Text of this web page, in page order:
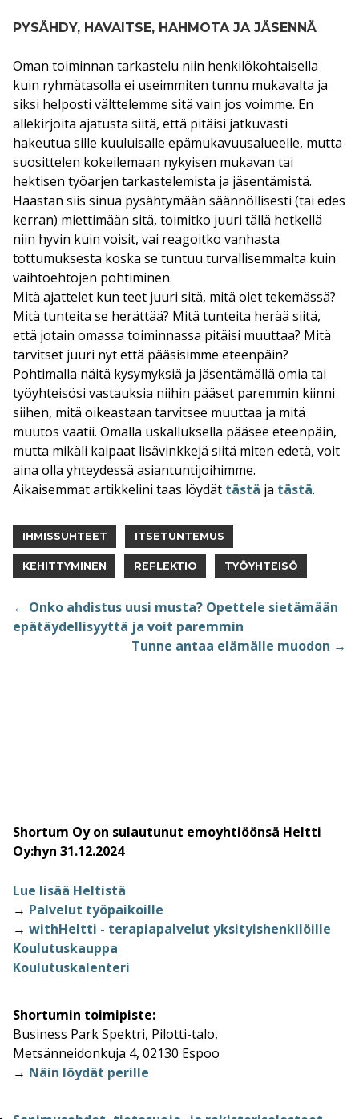
PYSÄHDY, HAVAITSE, HAHMOTA JA JÄSENNÄ
Oman toiminnan tarkastelu niin henkilökohtaisella
kuin ryhmätasolla ei useimmiten tunnu mukavalta ja
siksi helposti välttelemme sitä vain jos voimme. En
allekirjoita ajatusta siitä, että pitäisi jatkuvasti
hakeutua sille kuuluisalle epämukavuusalueelle, mutta
suosittelen kokeilemaan nykyisen mukavan tai
hektisen työarjen tarkastelemista ja jäsentämistä.
Haastan siis sinua pysähtymään säännöllisesti (tai edes
kerran) miettimään sitä, toimitko juuri tällä hetkellä
niin hyvin kuin voisit, vai reagoitko vanhasta
tottumuksesta koska se tuntuu turvallisemmalta kuin
vaihtoehtojen pohtiminen.
Mitä ajattelet kun teet juuri sitä, mitä olet tekemässä?
Mitä tunteita se herättää? Mitä tunteita herää siitä,
että jotain omassa toiminnassa pitäisi muuttaa? Mitä
tarvitset juuri nyt että pääsisimme eteenpäin?
Pohtimalla näitä kysymyksiä ja jäsentämällä omia tai
työyhteisösi vastauksia niihin pääset paremmin kiinni
siihen, mitä oikeastaan tarvitsee muuttaa ja mitä
muutos vaatii. Omalla uskalluksella pääsee eteenpäin,
mutta mikäli kaipaat lisävinkkejä siitä miten edetä, voit
aina olla yhteydessä asiantuntijoihimme.
Aikaisemmat artikkelini taas löydät tästä ja tästä.
IHMISSUHTEET ITSETUNTEMUS
KEHITTYMINEN REFLEKTIO TYÖYHTEISÖ
ARTIKKELIEN
SELAUS
← Onko ahdistus uusi musta? Opettele sietämään
epätäydellisyyttä ja voit paremmin
Tunne antaa elämälle muodon →
Shortum Oy on sulautunut emoyhtiöönsä Heltti
Oy:hyn 31.12.2024
Lue lisää Heltistä
→ Palvelut työpaikoille
→ withHeltti - terapiapalvelut yksityishenkilöille
Koulutuskauppa
Koulutuskalenteri
Shortumin toimipiste:
Business Park Spektri, Pilotti-talo,
Metsänneidonkuja 4, 02130 Espoo
→ Näin löydät perille